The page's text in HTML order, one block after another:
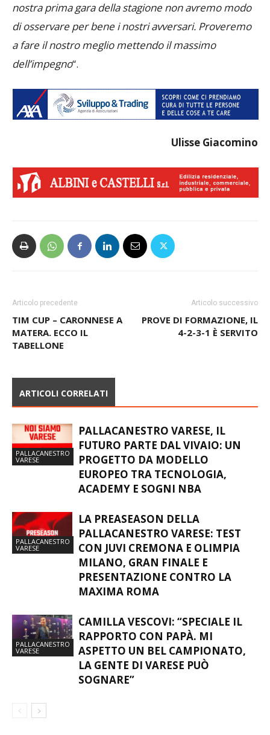
nostra prima gara della stagione non avremo modo
di osservare per bene i nostri avversari. Proveremo
a fare il nostro meglio mettendo il massimo
dell’impegno“.
Ulisse Giacomino
Articolo precedente
TIM CUP – CARONNESE A
MATERA. ECCO IL
TABELLONE
Articolo successivo
PROVE DI FORMAZIONE, IL
4-2-3-1 È SERVITO
ARTICOLI CORRELATI
PALLACANESTRO
VARESE
PALLACANESTRO VARESE, IL
FUTURO PARTE DAL VIVAIO: UN
PROGETTO DA MODELLO
EUROPEO TRA TECNOLOGIA,
ACADEMY E SOGNI NBA
PALLACANESTRO
VARESE
LA PREASEASON DELLA
PALLACANESTRO VARESE: TEST
CON JUVI CREMONA E OLIMPIA
MILANO, GRAN FINALE E
PRESENTAZIONE CONTRO LA
MAXIMA ROMA
PALLACANESTRO
VARESE
CAMILLA VESCOVI: “SPECIALE IL
RAPPORTO CON PAPÀ. MI
ASPETTO UN BEL CAMPIONATO,
LA GENTE DI VARESE PUÒ
SOGNARE”